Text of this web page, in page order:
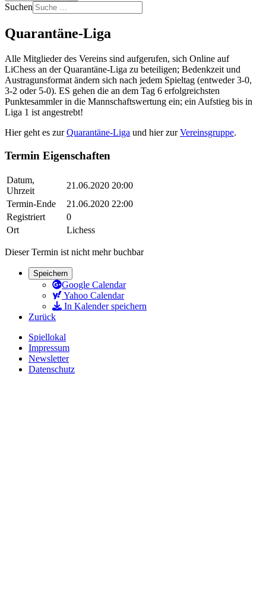
Suchen
Quarantäne-Liga
Alle Mitglieder des Vereins sind aufgerufen, sich Online auf
LiChess an derQuarantäne-Liga zu beteiligen; Bedenkzeit und
Austragunsformat ändern sich nach jedem Spieltag (entweder 3-0,
3-2 oder 5-0). ES gehen die an dem Tag 6 erfolgreichsten
Punktesammler in die Mannschaftswertung ein; ein Aufstieg bis in
Liga 1 ist angestrebt!
Hier geht es zurQuarantäne-Liga und hier zurVereinsgruppe.
Termin Eigenschaften
Datum,
Uhrzeit
21.06.2020 20:00
Termin-Ende
21.06.2020 22:00
Registriert
0
Ort
Lichess
Dieser Termin ist nicht mehr buchbar
Speichern
Google Calendar
Yahoo Calendar
In Kalender speichern
Zurück
Spiellokal
Impressum
Newsletter
Datenschutz